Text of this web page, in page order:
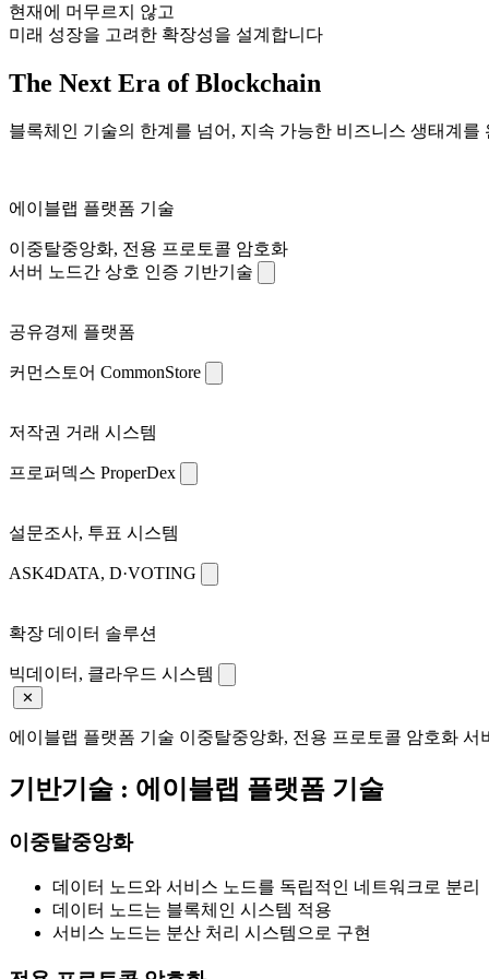
현재에 머무르지 않고
미래 성장을 고려한 확장성을 설계합니다
The Next Era of Blockchain
블록체인 기술의 한계를 넘어, 지속 가능한 비즈니스 생태계를
에이블랩 플랫폼 기술
이중탈중앙화, 전용 프로토콜 암호화
서버 노드간 상호 인증 기반기술
공유경제 플랫폼
커먼스토어 CommonStore
저작권 거래 시스템
프로퍼덱스 ProperDex
설문조사, 투표 시스템
ASK4DATA, D·VOTING
확장 데이터 솔루션
빅데이터, 클라우드 시스템
✕
에이블랩 플랫폼 기술 이중탈중앙화, 전용 프로토콜 암호화 서
기반기술 : 에이블랩 플랫폼 기술
이중탈중앙화
데이터 노드와 서비스 노드를 독립적인 네트워크로 분리
데이터 노드는 블록체인 시스템 적용
서비스 노드는 분산 처리 시스템으로 구현